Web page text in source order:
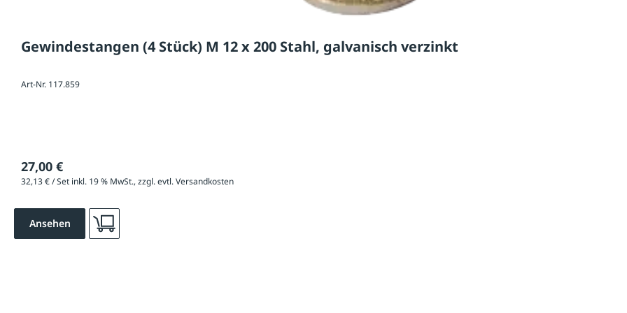
Gewindestangen (4 Stück) M 12 x 200 Stahl, galvanisch verzinkt
Art-Nr. 117.859
27,00 €
32,13 € / Set inkl. 19 % MwSt., zzgl. evtl. Versandkosten
Ansehen